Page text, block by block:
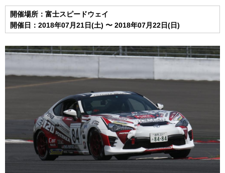
GAZOO Racing GR86/BRZ Cup INSIGHT
開催場所：富士スピードウェイ
開催日：2018年07月21日(土) 〜 2018年07月22日(日)